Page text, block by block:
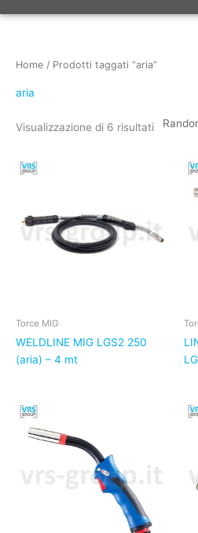
Home / Prodotti taggati “aria”
aria
Visualizzazione di 6 risultati
Torce MIG
WELDLINE MIG LGS2 250
(aria) – 4 mt